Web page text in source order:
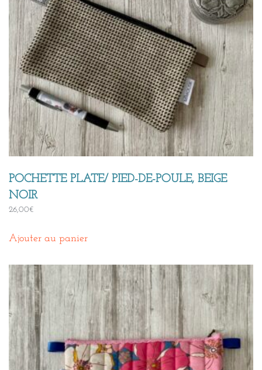
POCHETTE PLATE/ PIED-DE-POULE, BEIGE
NOIR
26,00€
Ajouter au panier